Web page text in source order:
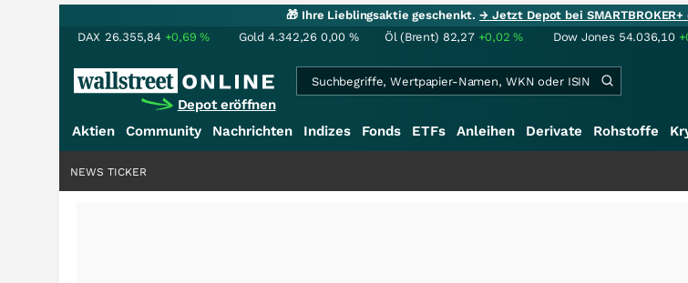
🎁 Ihre Lieblingsaktie geschenkt.→ Jetzt Depot bei
DAX 26.355,84 +0,69% Gold 4.342,26 0,00 % Öl (Brent) 82,27 +0,02% Dow Jones 54.036,10
Depot eröffnen
Aktien Community Nachrichten Indizes Fonds ETFs Anleihen Derivate Rohstoffe
NEWS TICKER